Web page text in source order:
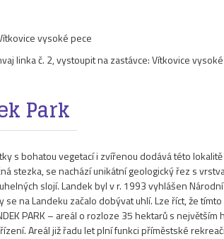
vysoké pece
linka č. 2, vystoupit na zastávce: Vítkovice
Park
s bohatou vegetací i zvířenou dodává této
stezka, se nachází unikátní geologický řez s
slojí. Landek byl v r. 1993 vyhlášen
na Landeku začalo dobývat uhlí. Lze říct, že
PARK – areál o rozloze 35 hektarů s největším
Areál již řadu let plní funkci příměstské